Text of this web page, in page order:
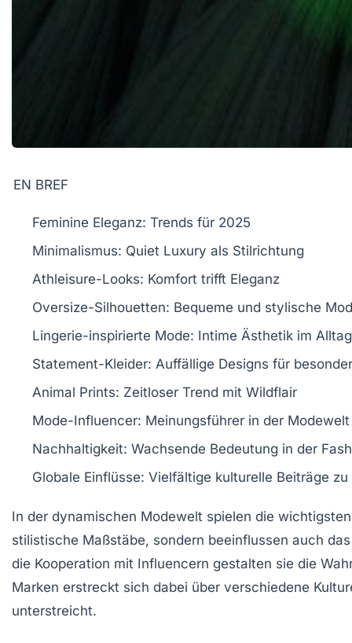
EN BREF
Feminine Eleganz: Trends für 2025
Minimalismus: Quiet Luxury als Stilrichtung
Athleisure-Looks: Komfort trifft Eleganz
Oversize-Silhouetten: Bequeme und stylische
Lingerie-inspirierte Mode: Intime Ästhetik im Alltag
Statement-Kleider: Auffällige Designs für
Animal Prints: Zeitloser Trend mit Wildflair
Mode-Influencer: Meinungsführer in der Modewelt
Nachhaltigkeit: Wachsende Bedeutung in der
Globale Einflüsse: Vielfältige kulturelle Beiträge
In der dynamischen Modewelt spielen die
stilistische Maßstäbe, sondern beeinflussen auch
die Kooperation mit Influencern gestalten sie die
Marken erstreckt sich dabei über verschiedene
unterstreicht.